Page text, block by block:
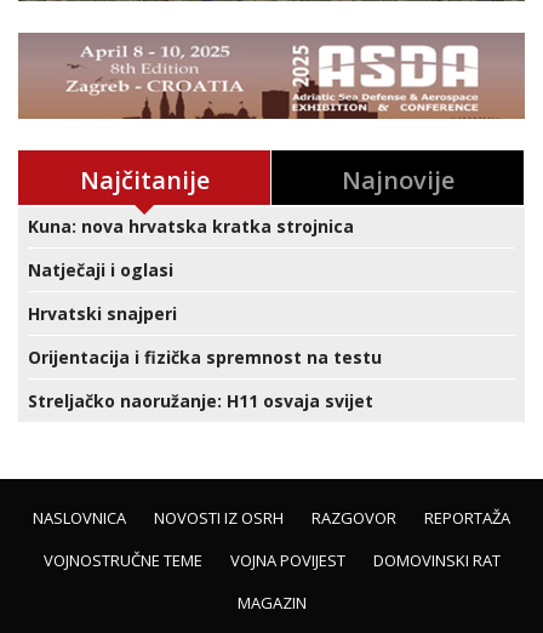
Najčitanije Najnovije
Kuna: nova hrvatska kratka strojnica
Natječaji i oglasi
Hrvatski snajperi
Orijentacija i fizička spremnost na testu
Streljačko naoružanje: H11 osvaja svijet
NASLOVNICA NOVOSTI IZ OSRH RAZGOVOR
REPORTAŽA
VOJNOSTRUČNE TEME
VOJNA POVIJEST
DOMOVINSKI RAT
MAGAZIN